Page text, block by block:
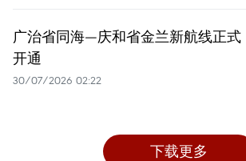
广治省同海—庆和省金兰新航线正式
开通
30/07/2026 02:22
下载更多